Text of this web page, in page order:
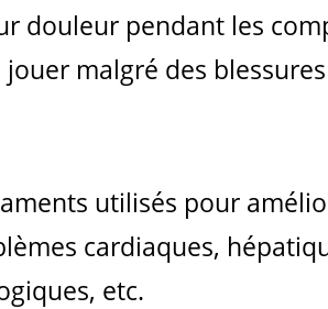
douleur pendant les
malgré des
utilisés pour
cardiaques,
etc.